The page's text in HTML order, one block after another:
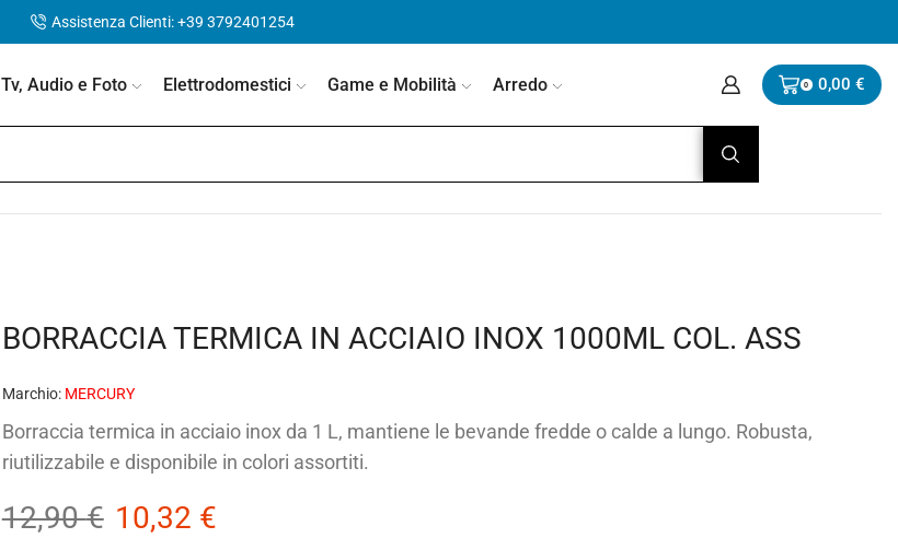
Assistenza Clienti: +39 3792401254
Tv, Audio e Foto Elettrodomestici Game e Mobilità Arredo 0 0,00 €
BORRACCIA TERMICA IN ACCIAIO INOX 1000ML COL. ASS
Marchio: MERCURY
Borraccia termica in acciaio inox da 1 L, mantiene le bevande fredde o calde a lungo. Robusta,
riutilizzabile e disponibile in colori assortiti.
12,90€ 10,32 €